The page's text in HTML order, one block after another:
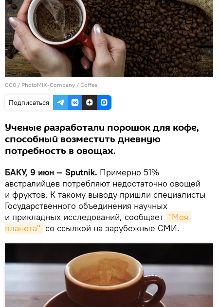
CC0 / PhotoMIX-Company / Coffee
Подписаться
Ученые разработали порошок для кофе,
способный возместить дневную
потребность в овощах.
БАКУ, 9 июн — Sputnik. Примерно 51%
австралийцев потребляют недостаточно овощей
и фруктов. К такому выводу пришли специалисты
Государственного объединения научных
и прикладных исследований, сообщает "Моя
планета" со ссылкой на зарубежные СМИ.